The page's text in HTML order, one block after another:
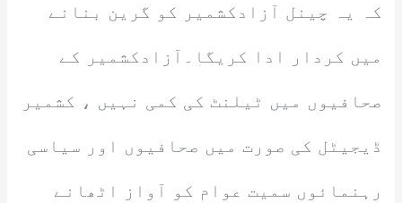
کہ یہ چینل آزادکشمیر کو گرین بنانے
میں کردار ادا کریگا۔آزادکشمیر کے
صحافیوں میں ٹیلنٹ کی کمی نہیں ، کشمیر
ڈیجیٹل کی صورت میں صحافیوں اور سیاسی
رہنمائوں سمیت عوام کو آواز اٹھانے